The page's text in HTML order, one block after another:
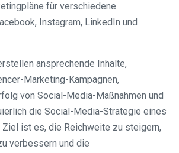
für verschiedene
Instagram, LinkedIn und
ansprechende Inhalte,
Marketing-Kampagnen,
von Social-Media-Maßnahmen und
die Social-Media-Strategie eines
Ziel ist es, die Reichweite zu steigern,
verbessern und die